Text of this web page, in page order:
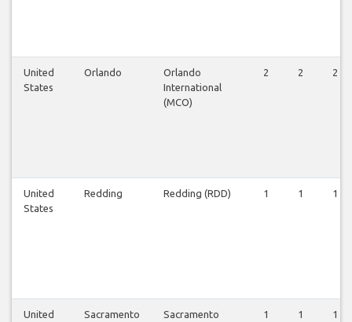
United
States
Orlando
Orlando
International
(MCO)
2 2 2
United
States
Redding Redding (RDD) 1 1 1
United Sacramento Sacramento 1 1 1